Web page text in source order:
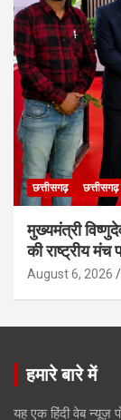
छत्तीसगढ़
मुख्यमंत्री
की राष्ट्रीय मंच
August 6, 2026
हमारे बारे में
यह एक हिंदी वेब न्यूज़